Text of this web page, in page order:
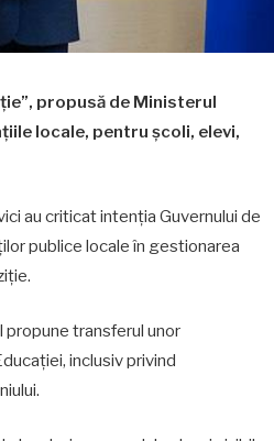
propusă de Ministerul
locale, pentru școli, elevi,
au criticat intenția Guvernului de
publice locale în gestionarea
propune transferul unor
inclusiv privind